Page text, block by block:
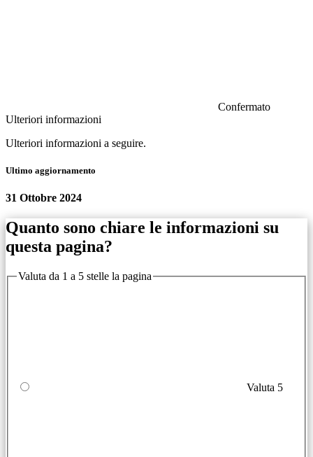
Confermato
Ulteriori informazioni
Ulteriori informazioni a seguire.
Ultimo aggiornamento
31 Ottobre 2024
Quanto sono chiare le informazioni su
questa pagina?
Valuta da 1 a 5 stelle la pagina
Valuta 5